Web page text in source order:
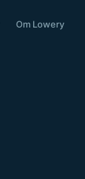
Om Lowery